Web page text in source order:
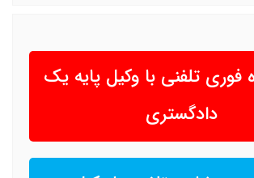
فوری تلفنی با وکیل پایه یک
دادگستری